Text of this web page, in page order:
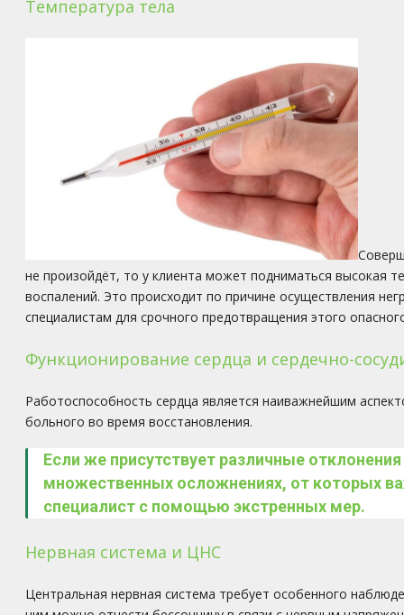
Температура тела
не произойдёт, то у клиента может подниматься высокая
воспалений. Это происходит по причине осуществления
специалистам для срочного предотвращения этого
Функционирование сердца и сердечно-
Работоспособность сердца является наиважнейшим
больного во время восстановления.
Если же присутствует различные
множественных осложнениях, от которых
специалист с помощью экстренных мер.
Нервная система и ЦНС
Центральная нервная система требует особенного